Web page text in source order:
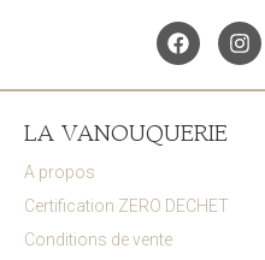
LA VANOUQUERIE
A propos
Certification ZERO DECHET
Conditions de vente